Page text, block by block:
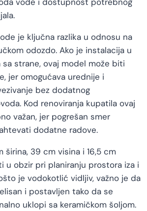
je ključna razlika u odnosu na
odozdo. Ako je instalacija u
strane, ovaj model može biti
jer omogućava urednije i
bez dodatnog
Kod renoviranja kupatila ovaj
važan, jer pogrešan smer
dodatne radove.
širina, 39 cm visina i 16,5 cm
u obzir pri planiranju prostora iza i
je vodokotlić vidljiv, važno je da
i postavljen tako da se
uklopi sa keramičkom šoljom.